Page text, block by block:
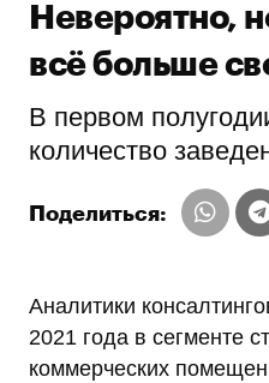
Невероятно,
всё больше
В первом
количество
Поделиться:
Аналитики
2021 года в сегменте
коммерческих